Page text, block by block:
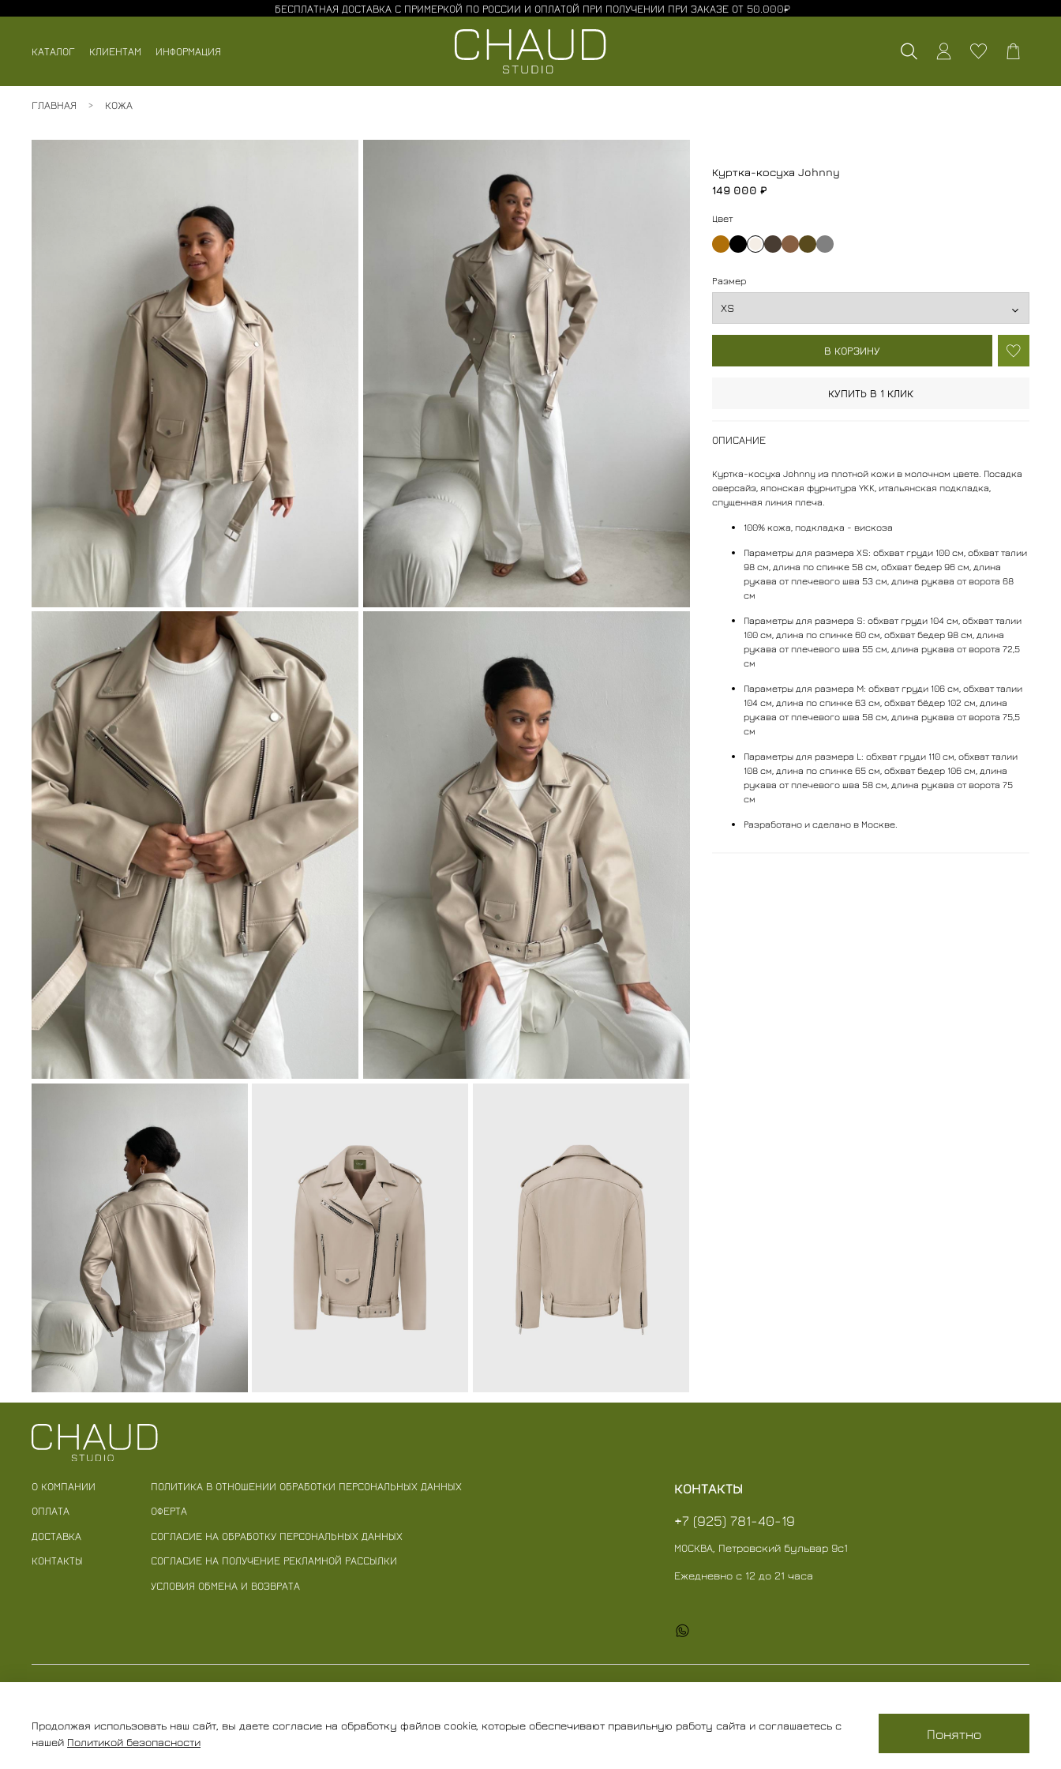
БЕСПЛАТНАЯ ДОСТАВКА С ПРИМЕРКОЙ ПО РОССИИ И ОПЛАТОЙ ПРИ ПОЛУЧЕНИИ ПРИ ЗАКАЗЕ ОТ 50.000₽
КАТАЛОГ КЛИЕНТАМ ИНФОРМАЦИЯ
ГЛАВНАЯ КОЖА
Куртка-косуха Johnny
149 000 ₽
В КОРЗИНУ
КУПИТЬ В 1 КЛИК
Цвет
Размер
ОПИСАНИЕ
Куртка-косуха Johnny из плотной кожи в молочном цвете. Посадка
оверсайз, японская фурнитура YKK, итальянская подкладка,
спущенная линия плеча.
100% кожа, подкладка - вискоза
Параметры для размера XS: обхват груди 100 см, обхват талии
98 см, длина по спинке 58 см, обхват бедер 96 см, длина
рукава от плечевого шва 53 см, длина рукава от ворота 68
см
Параметры для размера S: обхват груди 104 см, обхват талии
100 см, длина по спинке 60 см, обхват бедер 98 см, длина
рукава от плечевого шва 55 см, длина рукава от ворота 72,5
см
Параметры для размера M: обхват груди 106 см, обхват талии
104 см, длина по спинке 63 см, обхват бёдер 102 см, длина
рукава от плечевого шва 58 см, длина рукава от ворота 75,5
см
Параметры для размера L: обхват груди 110 см, обхват талии
108 см, длина по спинке 65 см, обхват бедер 106 см, длина
рукава от плечевого шва 58 см, длина рукава от ворота 75
см
Разработано и сделано в Москве.
О КОМПАНИИ
ОПЛАТА
ДОСТАВКА
КОНТАКТЫ
ПОЛИТИКА В ОТНОШЕНИИ ОБРАБОТКИ ПЕРСОНАЛЬНЫХ ДАННЫХ
ОФЕРТА
СОГЛАСИЕ НА ОБРАБОТКУ ПЕРСОНАЛЬНЫХ ДАННЫХ
СОГЛАСИЕ НА ПОЛУЧЕНИЕ РЕКЛАМНОЙ РАССЫЛКИ
УСЛОВИЯ ОБМЕНА И ВОЗВРАТА
КОНТАКТЫ
+7 (925) 781-40-19
МОСКВА, Петровский бульвар 9с1
Ежедневно с 12 до 21 часа
Продолжая использовать наш сайт, вы даете согласие на обработку файлов cookie, которые обеспечивают правильную работу сайта и соглашаетесь с
нашей Политикой безопасности Понятно